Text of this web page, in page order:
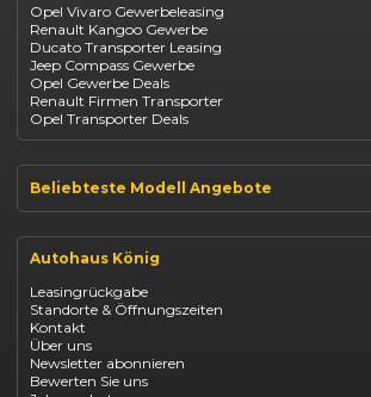
Jeep
Suzuki
BYD
Kia
Mazda
Citroën
Abarth
Fiat Professional
Opel Vivaro Gewerbeleasing
Renault Kangoo Gewerbe
Ducato Transporter Leasing
Jeep Compass Gewerbe
Opel Gewerbe Deals
Renault Firmen Transporter
Opel Transporter Deals
Beliebteste Modell Angebote
Renault Arkana Leasing
Renault Captur Leasing
Opel Astra leasen
Opel Mokka kaufen
Opel Grandland finanzieren
Opel Vivaro Gewerbeleasing
Fiat 500 finanzieren
Fiat Panda leasen
Autohaus König
Leasingrückgabe
Standorte & Öffnungszeiten
Kontakt
Über uns
Newsletter abonnieren
Bewerten Sie uns